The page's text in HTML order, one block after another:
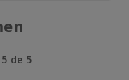
5 de 5